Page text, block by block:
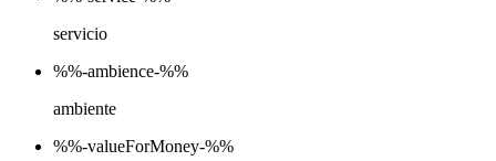
servicio
%%-ambience-%%
ambiente
%%-valueForMoney-%%